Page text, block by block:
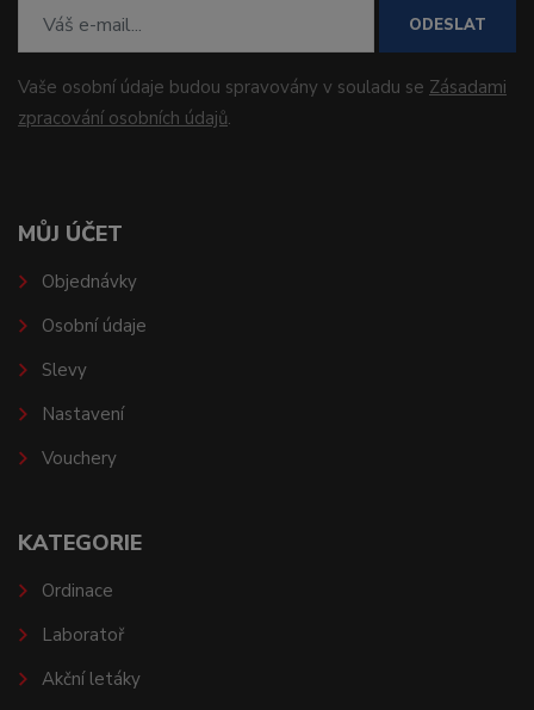
ODESLAT
Vaše osobní údaje budou spravovány v souladu se Zásadami
zpracování osobních údajů.
MŮJ ÚČET
Objednávky
Osobní údaje
Slevy
Nastavení
Vouchery
KATEGORIE
Ordinace
Laboratoř
Akční letáky